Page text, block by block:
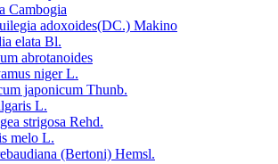
Cambogia
adoxoides(DC.) Makino
elata Bl.
abrotanoides
niger L.
japonicum Thunb.
L.
strigosa Rehd.
melo L.
(Bertoni) Hemsl.